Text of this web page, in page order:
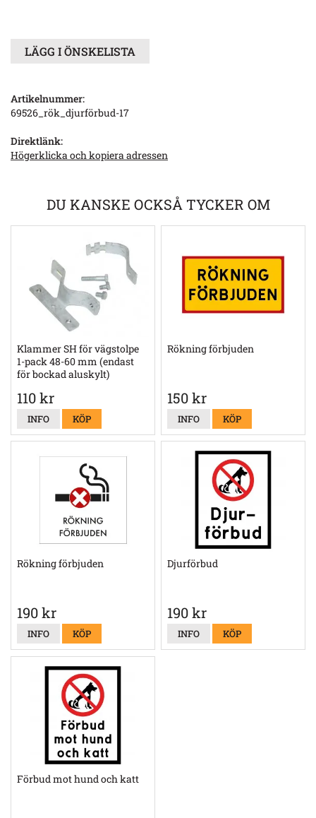
LÄGG I ÖNSKELISTA
Artikelnummer:
69526_rök_djurförbud-17
Direktlänk:
Högerklicka och kopiera adressen
DU KANSKE OCKSÅ TYCKER OM
Klammer SH för vägstolpe
1-pack 48-60 mm (endast
för bockad aluskylt)
110 kr
INFO KÖP
Rökning förbjuden
150 kr
INFO KÖP
Rökning förbjuden
190 kr
INFO KÖP
Djurförbud
190 kr
INFO KÖP
Förbud mot hund och katt